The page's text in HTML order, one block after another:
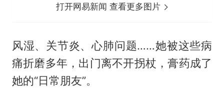
打开网易新闻 查看更多图片
风湿、关节炎、心肺问题……她被这些病
痛折磨多年，出门离不开拐杖，膏药成了
她的“日常朋友”。